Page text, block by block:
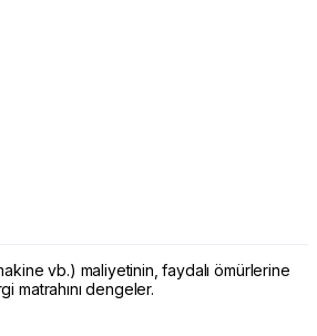
vb.) maliyetinin, faydalı ömürlerine
matrahını dengeler.